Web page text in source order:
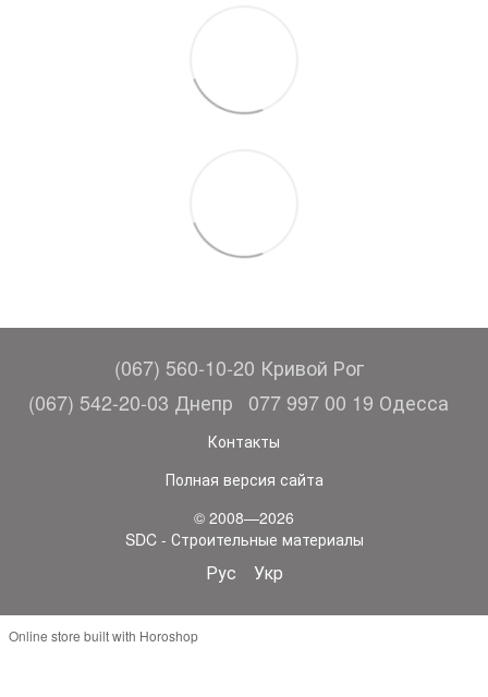
(067) 560-10-20 Кривой Рог
(067) 542-20-03 Днепр
077 997 00 19 Одесса
Контакты
Полная версия сайта
© 2008—2026
SDC - Строительные материалы
Рус Укр
Online store built with Horoshop